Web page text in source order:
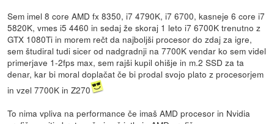
Sem imel 8 core AMD fx 8350, i7 4790K, i7 6700, kasneje 6 core i7
5820K, vmes i5 4460 in sedaj že skoraj 1 leto i7 6700K trenutno z
GTX 1080Ti in morem rečt da najboljši procesor do zdaj za igre,
sem študiral tudi sicer od nadgradnji na 7700K vendar ko sem videl
primerjave 1-2fps max, sem rajši kupil ohišje in m.2 SSD za ta
denar, kar bi moral doplačat če bi prodal svojo plato z procesorjem
in vzel 7700K in Z270
To nima vpliva na performance če imaš AMD procesor in Nvidia